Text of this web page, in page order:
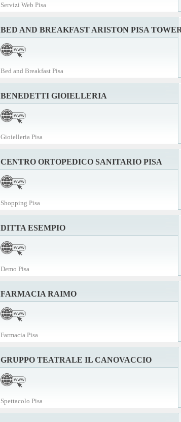
Servizi Web Pisa
BED AND BREAKFAST ARISTON PISA
Bed and Breakfast Pisa
BENEDETTI GIOIELLERIA
Gioielleria Pisa
CENTRO ORTOPEDICO SANITARIO PISA
Shopping Pisa
DITTA ESEMPIO
Demo Pisa
FARMACIA RAIMO
Farmacia Pisa
GRUPPO TEATRALE IL CANOVACCIO
Spettacolo Pisa